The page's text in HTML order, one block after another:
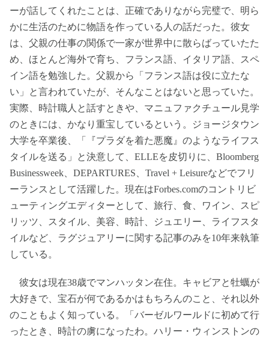
ーが話してくれたことは、正確でありながら完璧で、明ら
かに生活のために物語を作っている人の話だった。彼女
は、父親の仕事の関係で一家が世界中に散らばっていたた
め、ほとんど海外で育ち、フランス語、イタリア語、スペ
イン語を勉強した。父親から「フランス語は役に立たな
い」と言われていたが、そんなことはないと思っていた。
実際、時計職人と話すときや、マニュファクチュール見学
のときには、かなり重宝しているという。ジョージタウン
大学を卒業後、「『プラダを着た悪魔』のようなライフス
タイルを送る」と決意して、ELLEを皮切りに、Bloomberg
Businessweek、DEPARTURES、Travel + Leisureなどでフリ
ーランスとして活躍した。現在はForbes.comのコントリビ
ューティングエディターとして、旅行、食、ワイン、スピ
リッツ、スタイル、美容、時計、ジュエリー、ライフスタ
イルなど、ラグジュアリーに関する記事のみを10年来執筆
している。
彼女は現在38歳でマンハッタン在住。キャビアと牡蠣が
大好きで、宝石が何であるかはもちろんのこと、それ以外
のこともよく知っている。「バーゼルワールドに初めて行
ったとき、時計の虜になったわ。ハリー・ウィンストンの